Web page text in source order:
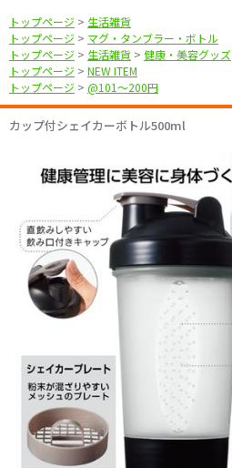
トップページ > 生活雑貨
トップページ > マグ・タンブラー・ボトル
トップページ > 生活雑貨 > 健康・美容グッズ
トップページ > NEW ITEM
トップページ > @101〜200円
カップ付シェイカーボトル500ml